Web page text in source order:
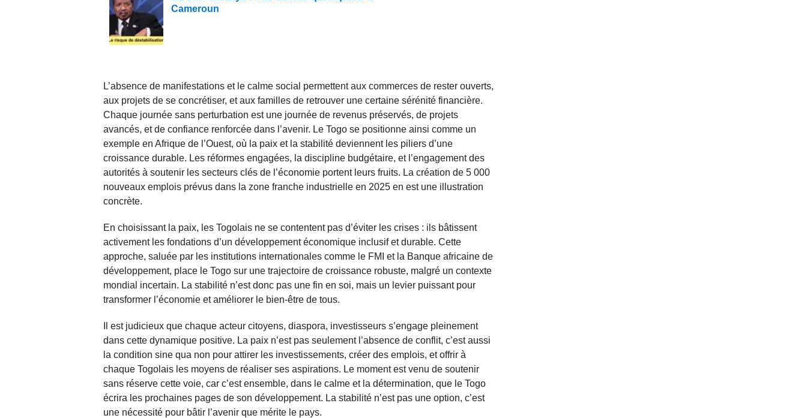
Cameroun
L’absence de manifestations et le calme social permettent aux commerces de rester ouverts,
aux projets de se concrétiser, et aux familles de retrouver une certaine sérénité financière.
Chaque journée sans perturbation est une journée de revenus préservés, de projets
avancés, et de confiance renforcée dans l’avenir. Le Togo se positionne ainsi comme un
exemple en Afrique de l’Ouest, où la paix et la stabilité deviennent les piliers d’une
croissance durable. Les réformes engagées, la discipline budgétaire, et l’engagement des
autorités à soutenir les secteurs clés de l’économie portent leurs fruits. La création de 5 000
nouveaux emplois prévus dans la zone franche industrielle en 2025 en est une illustration
concrète.
En choisissant la paix, les Togolais ne se contentent pas d’éviter les crises : ils bâtissent
activement les fondations d’un développement économique inclusif et durable. Cette
approche, saluée par les institutions internationales comme le FMI et la Banque africaine de
développement, place le Togo sur une trajectoire de croissance robuste, malgré un contexte
mondial incertain. La stabilité n’est donc pas une fin en soi, mais un levier puissant pour
transformer l’économie et améliorer le bien-être de tous.
Il est judicieux que chaque acteur citoyens, diaspora, investisseurs s’engage pleinement
dans cette dynamique positive. La paix n’est pas seulement l’absence de conflit, c’est aussi
la condition sine qua non pour attirer les investissements, créer des emplois, et offrir à
chaque Togolais les moyens de réaliser ses aspirations. Le moment est venu de soutenir
sans réserve cette voie, car c’est ensemble, dans le calme et la détermination, que le Togo
écrira les prochaines pages de son développement. La stabilité n’est pas une option, c’est
une nécessité pour bâtir l’avenir que mérite le pays.